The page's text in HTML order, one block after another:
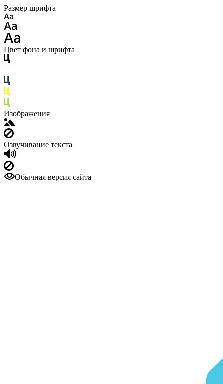
Размер шрифта
Цвет фона и шрифта
Изображения
Озвучивание текста
Обычная версия сайта